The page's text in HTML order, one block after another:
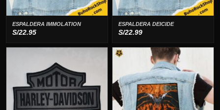
ESPALDERA IMMOLATION
S/22.95
ESPALDERA DEICIDE
S/22.99